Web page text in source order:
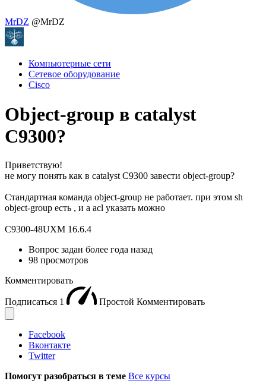
MrDZ @MrDZ
Компьютерные сети
Сетевое оборудование
Cisco
Object-group в catalyst
C9300?
Приветствую!
не могу понять как в catalyst C9300 завести object-group?
Стандартная команда object-group не работает. при этом sh
object-group есть , и а acl указать можно
C9300-48UXM 16.6.4
Вопрос задан более года назад
98 просмотров
Комментировать
Подписаться 1 Простой Комментировать
Facebook
Вконтакте
Twitter
Помогут разобраться в теме Все курсы